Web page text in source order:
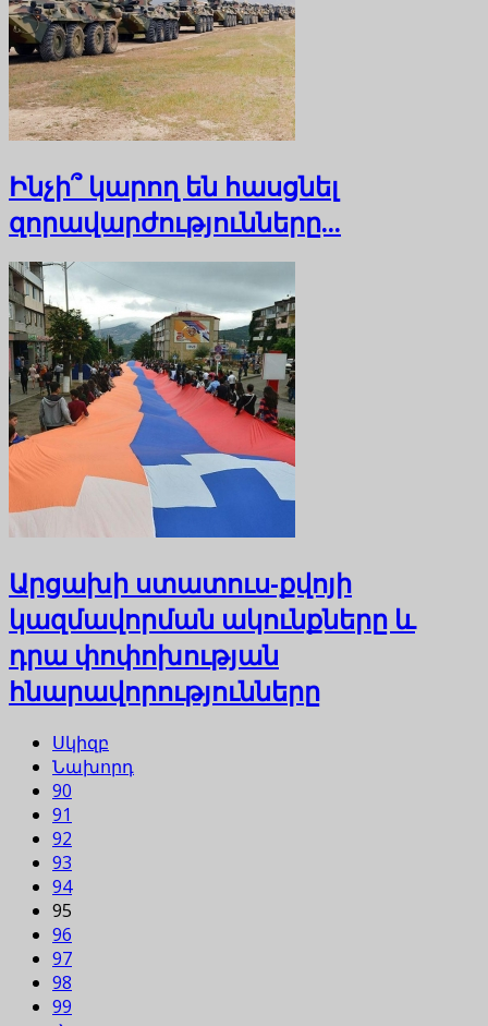
Ինչի՞ կարող են հասցնել
զորավարժությունները...
Արցախի ստատուս-քվոյի
կազմավորման ակունքները և
դրա փոփոխության
հնարավորությունները
Սկիզբ
Նախորդ
90
91
92
93
94
95
96
97
98
99